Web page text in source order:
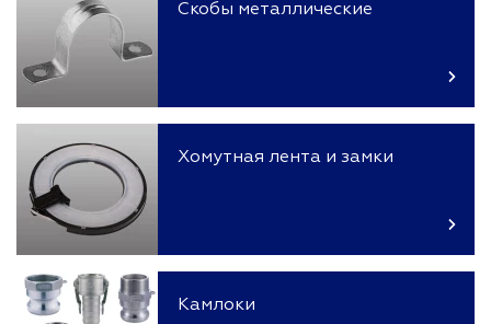
Скобы металлические
Хомутная лента и замки
Камлоки